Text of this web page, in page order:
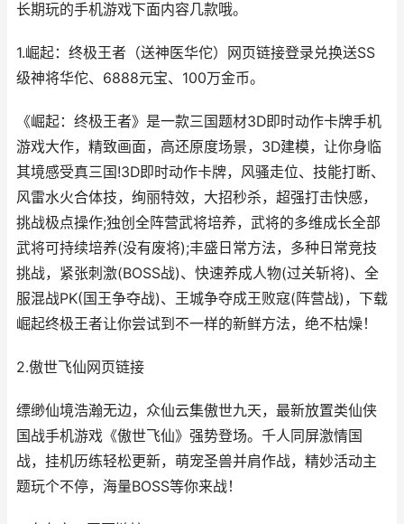
长期玩的手机游戏下面内容几款哦。
1.崛起：终极王者（送神医华佗）网页链接登录兑换送SS
级神将华佗、6888元宝、100万金币。
《崛起：终极王者》是一款三国题材3D即时动作卡牌手机
游戏大作，精致画面，高还原度场景，3D建模，让你身临
其境感受真三国!3D即时动作卡牌，风骚走位、技能打断、
风雷水火合体技，绚丽特效，大招秒杀，超强打击快感，
挑战极点操作;独创全阵营武将培养，武将的多维成长全部
武将可持续培养(没有废将);丰盛日常方法，多种日常竞技
挑战，紧张刺激(BOSS战)、快速养成人物(过关斩将)、全
服混战PK(国王争夺战)、王城争夺成王败寇(阵营战)，下载
崛起终极王者让你尝试到不一样的新鲜方法，绝不枯燥！
2.傲世飞仙网页链接
缥缈仙境浩瀚无边，众仙云集傲世九天，最新放置类仙侠
国战手机游戏《傲世飞仙》强势登场。千人同屏激情国
战，挂机历练轻松更新，萌宠圣兽并肩作战，精妙活动主
题玩个不停，海量BOSS等你来战！